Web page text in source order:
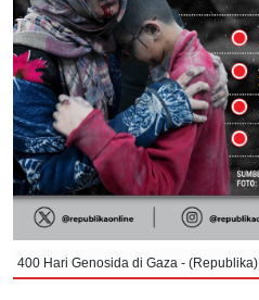
400 Hari Genosida di Gaza - (Republika)